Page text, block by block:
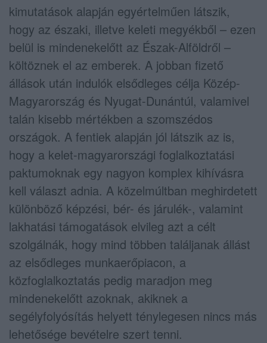
kimutatások alapján egyértelműen látszik,
hogy az északi, illetve keleti megyékből – ezen
belül is mindenekelőtt az Észak-Alföldről –
költöznek el az emberek. A jobban fizető
állások után indulók elsődleges célja Közép-
Magyarország és Nyugat-Dunántúl, valamivel
talán kisebb mértékben a szomszédos
országok. A fentiek alapján jól látszik az is,
hogy a kelet-magyarországi foglalkoztatási
paktumoknak egy nagyon komplex kihívásra
kell választ adnia. A közelmúltban meghirdetett
különböző képzési, bér- és járulék-, valamint
lakhatási támogatások elvileg azt a célt
szolgálnák, hogy mind többen találjanak állást
az elsődleges munkaerőpiacon, a
közfoglalkoztatás pedig maradjon meg
mindenekelőtt azoknak, akiknek a
segélyfolyósítás helyett ténylegesen nincs más
lehetősége bevételre szert tenni.